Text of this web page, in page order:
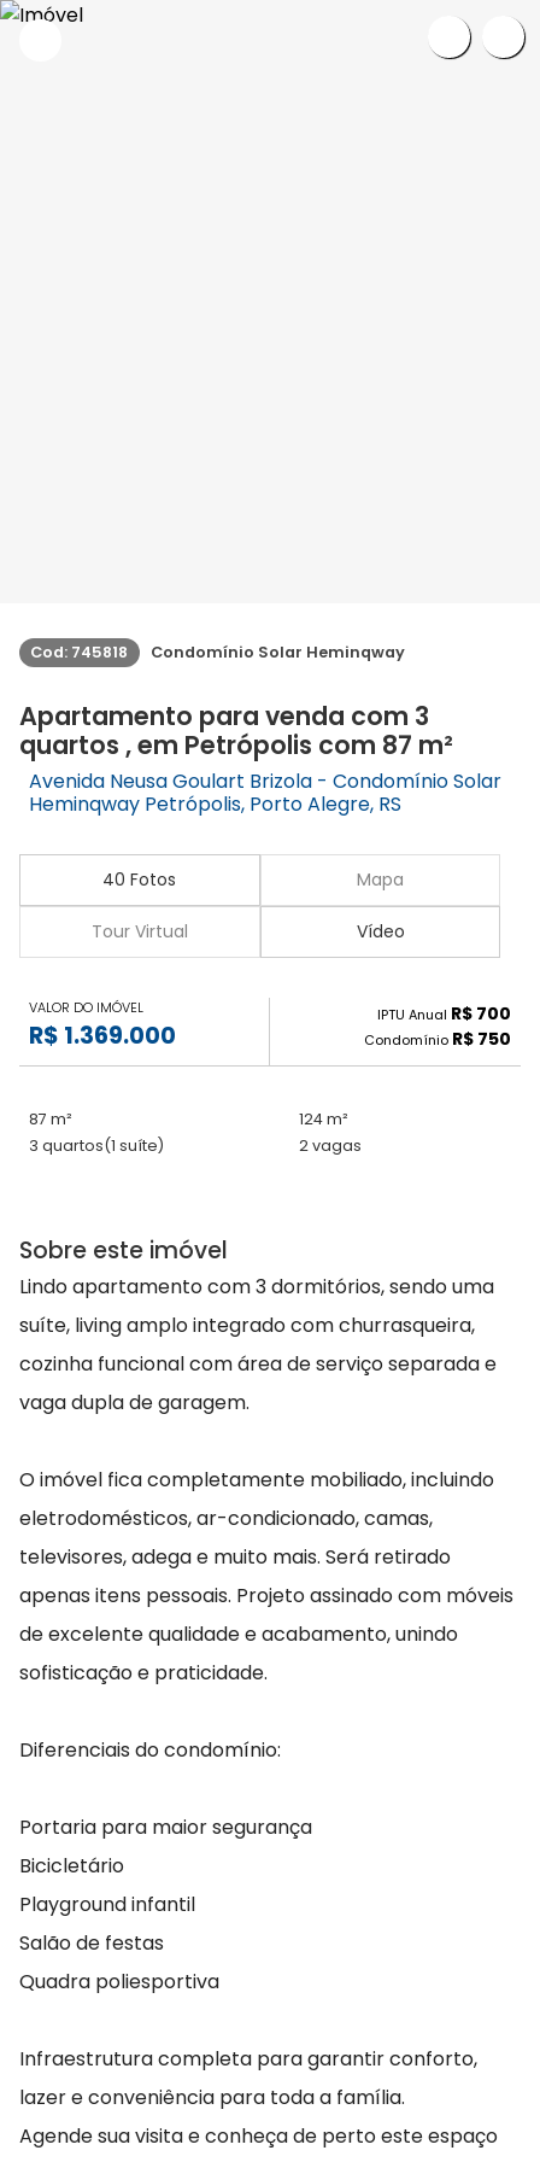
Cod: 745818 Condomínio Solar Heminqway
Apartamento para venda com 3
quartos , em Petrópolis com 87 m²
Avenida Neusa Goulart Brizola - Condomínio Solar
Heminqway Petrópolis, Porto Alegre, RS
40 Fotos Mapa
Tour Virtual Vídeo
VALOR DO IMÓVEL
R$ 1.369.000
IPTU Anual R$ 700
Condomínio R$ 750
87 m²
124 m²
3 quartos(1 suíte) 2 vagas
Sobre este imóvel
Lindo apartamento com 3 dormitórios, sendo uma
suíte, living amplo integrado com churrasqueira,
cozinha funcional com área de serviço separada e
vaga dupla de garagem.
O imóvel fica completamente mobiliado, incluindo
eletrodomésticos, ar-condicionado, camas,
televisores, adega e muito mais. Será retirado
apenas itens pessoais. Projeto assinado com móveis
de excelente qualidade e acabamento, unindo
sofisticação e praticidade.
Diferenciais do condomínio:
Portaria para maior segurança
Bicicletário
Playground infantil
Salão de festas
Quadra poliesportiva
Infraestrutura completa para garantir conforto,
lazer e conveniência para toda a família.
Agende sua visita e conheça de perto este espaço